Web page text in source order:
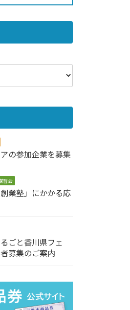
の参加企業を募集
習会
業塾」にかかる応
ごと香川県フェ
募集のご案内